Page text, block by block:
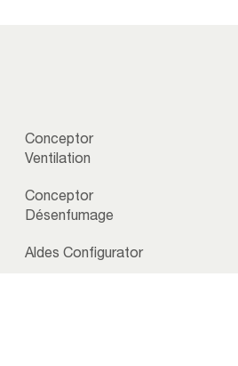
Conceptor
Ventilation
Conceptor
Désenfumage
Aldes Configurator